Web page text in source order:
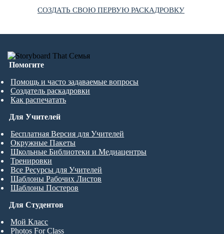
СОЗДАТЬ СВОЮ ПЕРВУЮ РАСКАДРОВКУ
Помогите
Помощь и часто задаваемые вопросы
Создатель раскадровки
Как распечатать
Для Студентов
Мой Класс
Photos For Class
Для Учителей
Бесплатная Версия для Учителей
Окружные Пакеты
Школьные Библиотеки и Медиацентры
Тренировки
Все Ресурсы для Учителей
Шаблоны Рабочих Листов
Шаблоны Постеров